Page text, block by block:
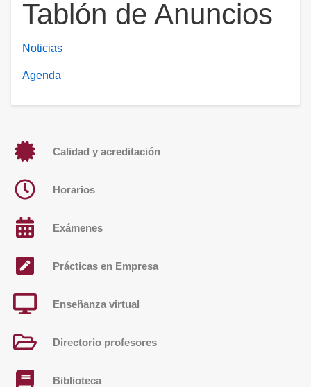
Tablón de Anuncios
Noticias
Agenda
Calidad y acreditación
Horarios
Exámenes
Prácticas en Empresa
Enseñanza virtual
Directorio profesores
Biblioteca